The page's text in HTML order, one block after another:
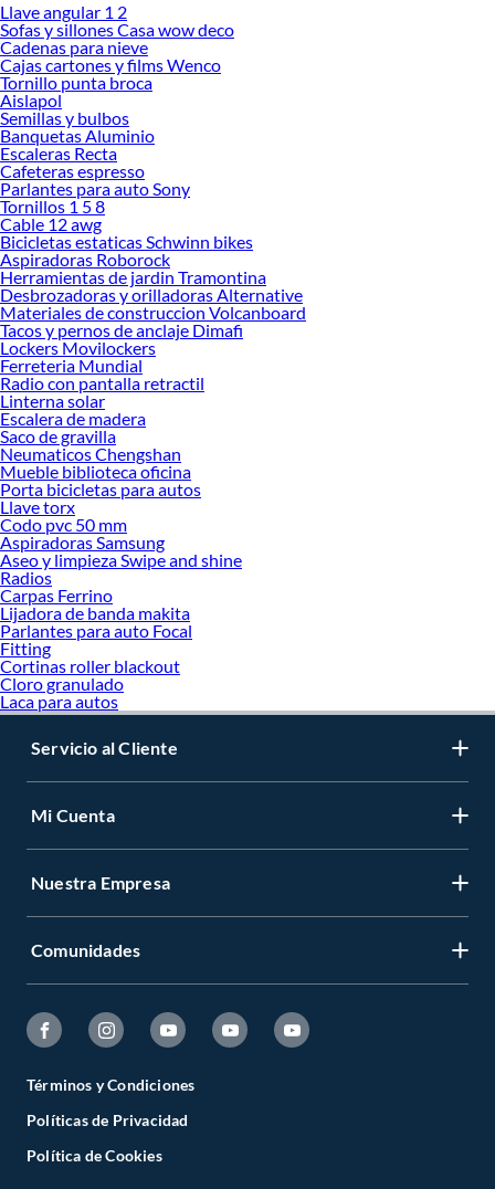
Desde remodelaciones hasta proyectos de decoración, estamos aquí para hacer
tus ideas realidad. ¡Visítanos y encuentra todo lo que tenemos para ofrecerte en
Impresoras Láser!
Explora la variedad de productos de Impresoras Láser en Sodimac
Herramientas, materiales y accesorios de calidad para tus proyectos y
renovación de espacios. ¡Visítanos y descubre todo lo que tenemos para
ofrecerte!
Encuentra una amplia variedad de productos de Impresoras Láser en Sodimac.
Encuentra todo lo necesario para tus proyectos de renovación y decoración.
¡Visítanos y haz tus ideas realidad!
Llave angular 1 2
Sofas y sillones Casa wow deco
Cadenas para nieve
Cajas cartones y films Wenco
Tornillo punta broca
Aislapol
Semillas y bulbos
Banquetas Aluminio
Escaleras Recta
Cafeteras espresso
Parlantes para auto Sony
Tornillos 1 5 8
Cable 12 awg
Bicicletas estaticas Schwinn bikes
Aspiradoras Roborock
Herramientas de jardin Tramontina
Desbrozadoras y orilladoras Alternative
Materiales de construccion Volcanboard
Tacos y pernos de anclaje Dimafi
Lockers Movilockers
Ferreteria Mundial
Radio con pantalla retractil
Linterna solar
Escalera de madera
Saco de gravilla
Neumaticos Chengshan
Mueble biblioteca oficina
Porta bicicletas para autos
Llave torx
Codo pvc 50 mm
Aspiradoras Samsung
Aseo y limpieza Swipe and shine
Radios
Carpas Ferrino
Lijadora de banda makita
Parlantes para auto Focal
Fitting
Cortinas roller blackout
Cloro granulado
Laca para autos
Servicio al Cliente
Mi Cuenta
Nuestra Empresa
Comunidades
Términos y Condiciones
Políticas de Privacidad
Política de Cookies